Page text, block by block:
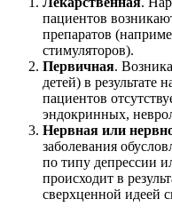
пациентов
препаратов
стимуляторов).
Первичная.
детей) в
пациентов
эндокринных,
Нервная или
заболевания
по типу депрессии
происходит в
сверхценной идеей